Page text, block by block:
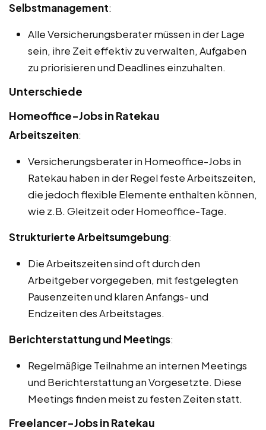
Selbstmanagement:
Alle Versicherungsberater müssen in der Lage
sein, ihre Zeit effektiv zu verwalten, Aufgaben
zu priorisieren und Deadlines einzuhalten.
Unterschiede
Homeoffice-Jobs in Ratekau
Arbeitszeiten:
Versicherungsberater in Homeoffice-Jobs in
Ratekau haben in der Regel feste Arbeitszeiten,
die jedoch flexible Elemente enthalten können,
wie z.B. Gleitzeit oder Homeoffice-Tage.
Strukturierte Arbeitsumgebung:
Die Arbeitszeiten sind oft durch den
Arbeitgeber vorgegeben, mit festgelegten
Pausenzeiten und klaren Anfangs- und
Endzeiten des Arbeitstages.
Berichterstattung und Meetings:
Regelmäßige Teilnahme an internen Meetings
und Berichterstattung an Vorgesetzte. Diese
Meetings finden meist zu festen Zeiten statt.
Freelancer-Jobs in Ratekau